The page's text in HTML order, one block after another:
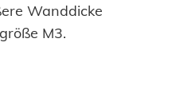
Wanddicke
M3.